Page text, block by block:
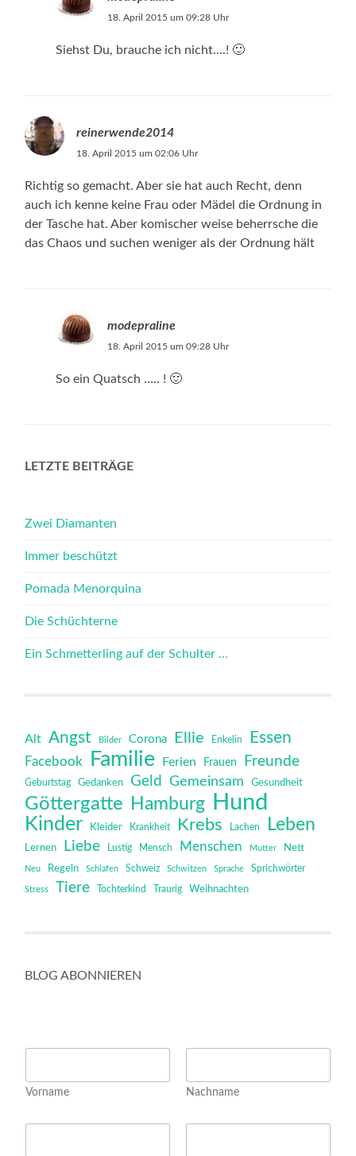
18. April 2015 um 09:28 Uhr
Siehst Du, brauche ich nicht….! 🙂
reinerwende2014
18. April 2015 um 02:06 Uhr
Richtig so gemacht. Aber sie hat auch Recht, denn
auch ich kenne keine Frau oder Mädel die Ordnung in
der Tasche hat. Aber komischer weise beherrsche die
das Chaos und suchen weniger als der Ordnung hält
modepraline
18. April 2015 um 09:28 Uhr
So ein Quatsch ….. ! 🙂
LETZTE BEITRÄGE
Zwei Diamanten
Immer beschützt
Pomada Menorquina
Die Schüchterne
Ein Schmetterling auf der Schulter …
Alt Angst Bilder Corona Ellie Enkelin Essen
Facebook Familie Ferien Frauen Freunde
Geburtstag Gedanken Geld Gemeinsam Gesundheit
Göttergatte Hamburg Hund
Kinder Kleider Krankheit Krebs Lachen Leben
Lernen Liebe Lustig Mensch Menschen Mutter Nett
Neu Regeln Schlafen Schweiz Schwitzen Sprache Sprichwörter
Stress Tiere Tochterkind Traurig Weihnachten
BLOG ABONNIEREN
N
m
e
Vorname Nachname
E